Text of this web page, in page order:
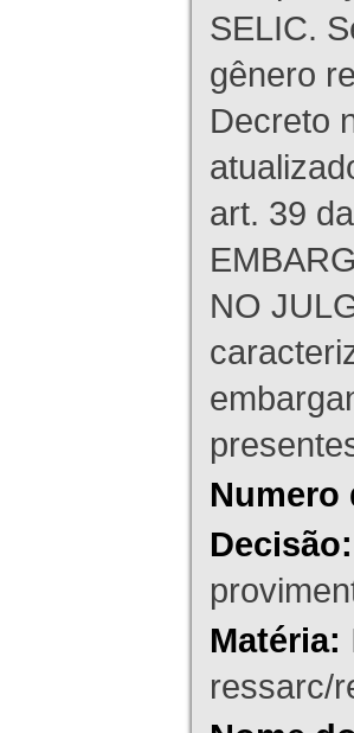
SELIC.
gênero
Decreto
art. 39
NO
Numero
Decisão:
Matéria:
ressarc/